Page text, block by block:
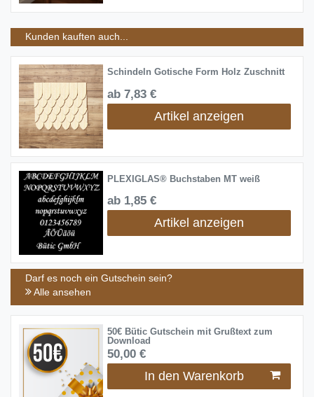
Kunden kauften auch...
Schindeln Gotische Form Holz Zuschnitt
ab 7,83 €
Artikel anzeigen
PLEXIGLAS® Buchstaben MT weiß
ab 1,85 €
Artikel anzeigen
Darf es noch ein Gutschein sein?
Alle ansehen
50€ Bütic Gutschein mit Grußtext zum
Download
50,00 €
In den Warenkorb